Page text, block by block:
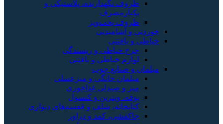
ظروف نگهدارنده، پلاستیکی و
یکبارمصرف
ظروف پخت‌وپز
خوردنی و آشامیدنی
خیاطی و بافتنی
چرخ خیاطی و ریسندگی
لوازم خیاطی و بافتنی
مبلمان و صنایع چوب
مبلمان خانگی و میزعسلی
میز و صندلی غذاخوری
بوفه، ویترین و کنسول
کتابخانه، شلف و قفسه‌های دیواری
جاکفشی، کمد و دراور